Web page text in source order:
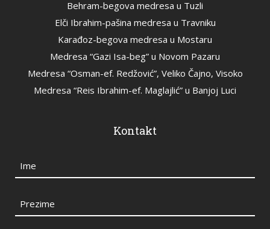
Behram-begova medresa u Tuzli
Elči Ibrahim-pašina medresa u Travniku
Karađoz-begova medresa u Mostaru
Medresa “Gazi Isa-beg” u Novom Pazaru
Medresa “Osman-ef. Redžović”, Veliko Čajno, Visoko
Medresa “Reis Ibrahim-ef. Maglajlić” u Banjoj Luci
Kontakt
Ime
Prezime